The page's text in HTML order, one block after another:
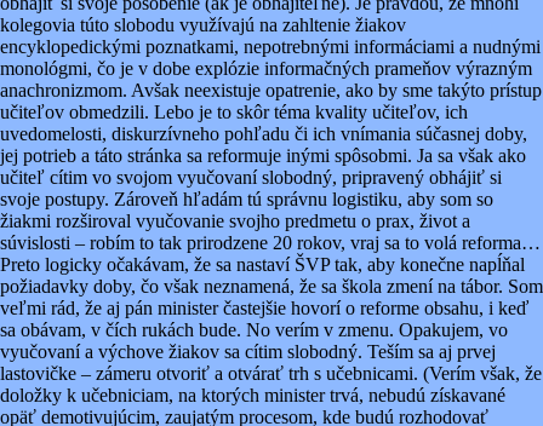
kolegovia túto slobodu využívajú na zahltenie žiakov
encyklopedickými poznatkami, nepotrebnými informáciami a nudnými
monológmi, čo je v dobe explózie informačných prameňov výrazným
anachronizmom. Avšak neexistuje opatrenie, ako by sme takýto prístup
učiteľov obmedzili. Lebo je to skôr téma kvality učiteľov, ich
uvedomelosti, diskurzívneho pohľadu či ich vnímania súčasnej doby,
jej potrieb a táto stránka sa reformuje inými spôsobmi. Ja sa však ako
učiteľ cítim vo svojom vyučovaní slobodný, pripravený obhájiť si
svoje postupy. Zároveň hľadám tú správnu logistiku, aby som so
žiakmi rozširoval vyučovanie svojho predmetu o prax, život a
súvislosti – robím to tak prirodzene 20 rokov, vraj sa to volá reforma…
Preto logicky očakávam, že sa nastaví ŠVP tak, aby konečne napĺňal
požiadavky doby, čo však neznamená, že sa škola zmení na tábor. Som
veľmi rád, že aj pán minister častejšie hovorí o reforme obsahu, i keď
sa obávam, v čích rukách bude. No verím v zmenu. Opakujem, vo
vyučovaní a výchove žiakov sa cítim slobodný. Teším sa aj prvej
lastovičke – zámeru otvoriť a otvárať trh s učebnicami. (Verím však, že
doložky k učebniciam, na ktorých minister trvá, nebudú získavané
opäť demotivujúcim, zaujatým procesom, kde budú rozhodovať